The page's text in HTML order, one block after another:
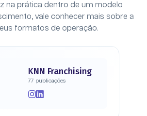
na prática dentro de um modelo
vale conhecer mais sobre a
formatos de operação.
KNN Franchising
77 publicações